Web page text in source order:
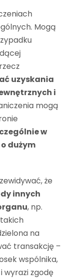
Mogą
uzyskania
i
mogą
w
dużym
że
innych
, np.
na
transakcję –
wspólnika,
wyrazi zgodę